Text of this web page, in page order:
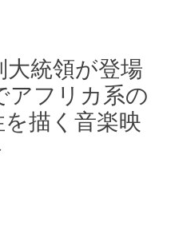
統領が登場
アフリカ系の
描く音楽映